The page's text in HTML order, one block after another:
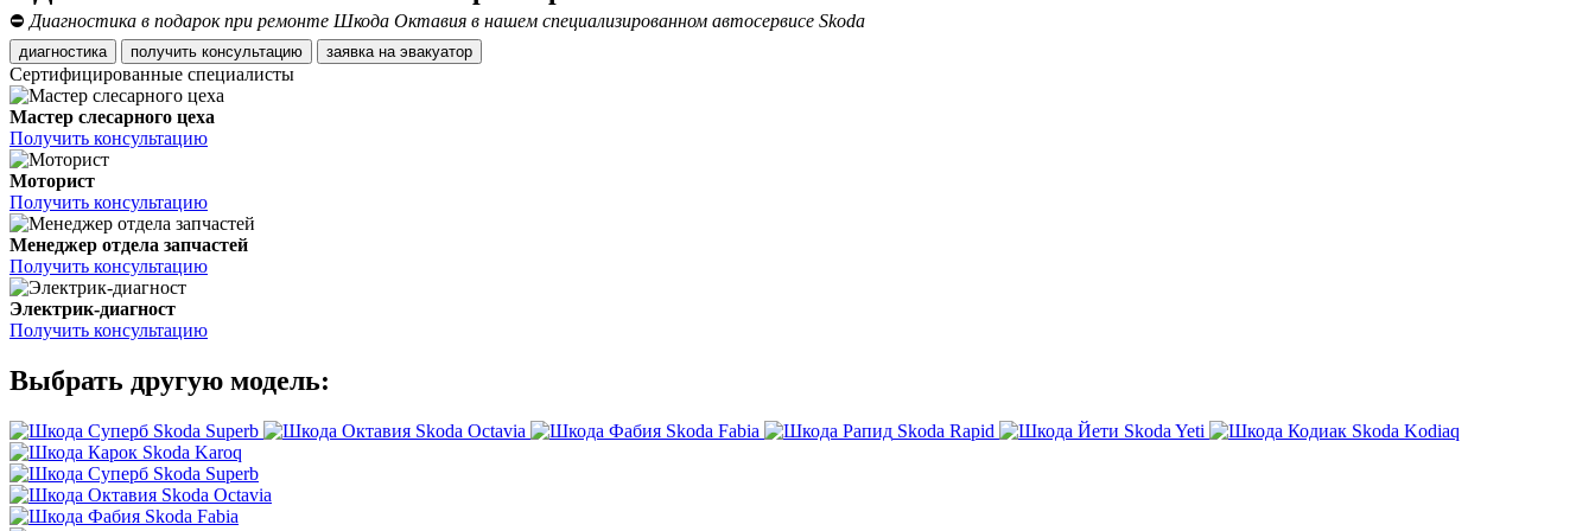
⛔ Диагностика в подарок при ремонте Шкода Октавия в нашем специализированном автосервисе Skoda
диагностика получить консультацию заявка на эвакуатор
Сертифицированные специалисты
Мастер слесарного цеха
Получить консультацию
Моторист
Получить консультацию
Менеджер отдела запчастей
Получить консультацию
Электрик-диагност
Получить консультацию
Выбрать другую модель:
Skoda Superb Skoda Octavia Skoda Fabia Skoda Rapid Skoda Yeti
Skoda Kodiaq
Skoda Karoq
Skoda Superb
Skoda Octavia
Skoda Fabia